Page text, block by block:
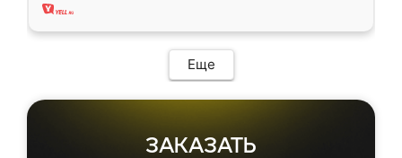
Еще
ЗАКАЗАТЬ